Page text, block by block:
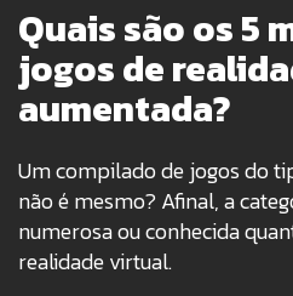
Quais são os 5
jogos de
aumentada?
Um compilado de jogos do
não é mesmo? Afinal, a
numerosa ou conhecida
realidade virtual.